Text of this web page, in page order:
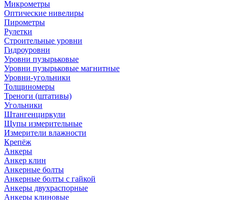
Микрометры
Оптические нивелиры
Пирометры
Рулетки
Строительные уровни
Гидроуровни
Уровни пузырьковые
Уровни пузырьковые магнитные
Уровни-угольники
Толщиномеры
Треноги (штативы)
Угольники
Штангенциркули
Щупы измерительные
Измерители влажности
Крепёж
Анкеры
Анкер клин
Анкерные болты
Анкерные болты с гайкой
Анкеры двухраспорные
Анкеры клиновые